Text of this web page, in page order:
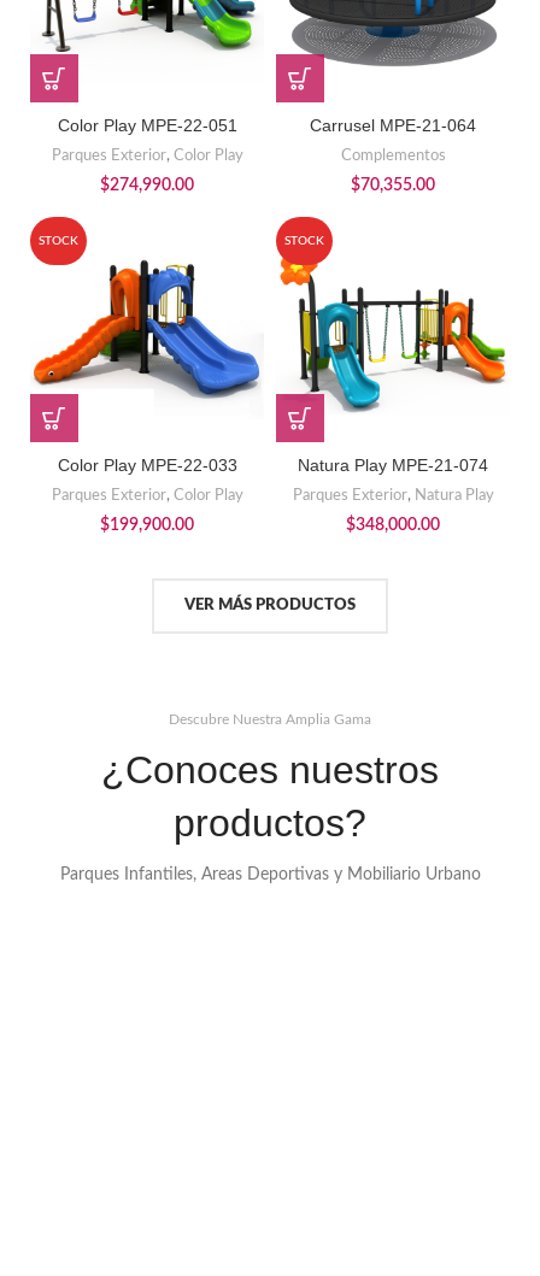
Color Play MPE-22-051
Parques Exterior, Color Play
$274,990.00
Carrusel MPE-21-064
Complementos
$70,355.00
STOCK
Color Play MPE-22-033
Parques Exterior, Color Play
$199,900.00
STOCK
Natura Play MPE-21-074
Parques Exterior, Natura Play
$348,000.00
VER MÁS PRODUCTOS
Descubre Nuestra Amplia Gama
¿Conoces nuestros
productos?
Parques Infantiles, Areas Deportivas y Mobiliario Urbano